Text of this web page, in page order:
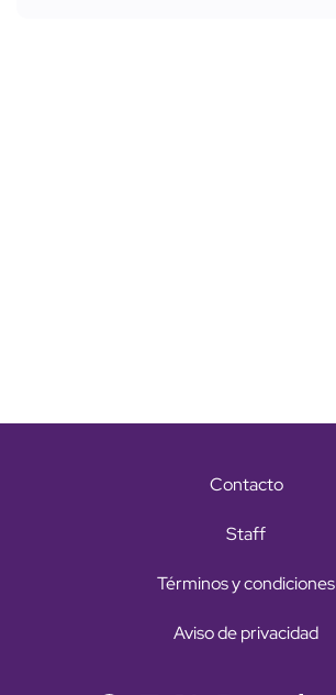
Contacto
Staff
Términos y condiciones
Aviso de privacidad